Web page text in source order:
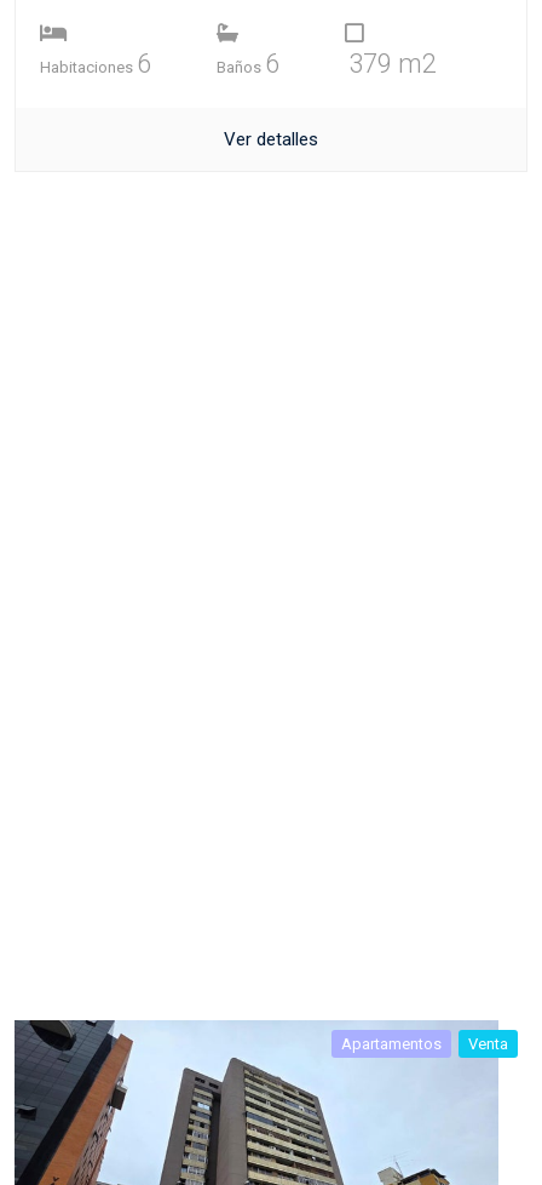
Habitaciones 6 Baños 6 379 m2
Ver detalles
Apartamentos Venta